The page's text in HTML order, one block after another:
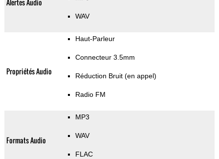
Alertes Audio
WAV
Propriétés Audio
Haut-Parleur
Connecteur 3.5mm
Réduction Bruit (en appel)
Radio FM
Formats Audio
MP3
WAV
FLAC